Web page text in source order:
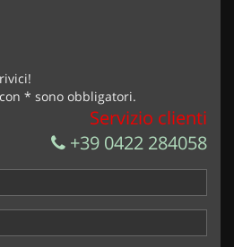
* sono obbligatori.
Servizio clienti
+39 0422 284058